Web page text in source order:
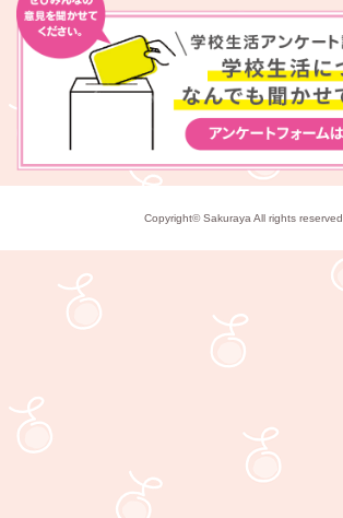
Copyright© Sakuraya All rights reserved.